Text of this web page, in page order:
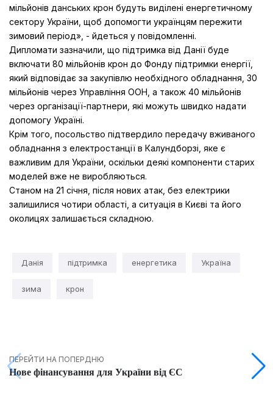
мільйонів данських крон будуть виділені енергетичному
сектору України, щоб допомогти українцям пережити
зимовий період», - йдеться у повідомленні.
Дипломати зазначили, що підтримка від Данії буде
включати 80 мільйонів крон до Фонду підтримки енергії,
який відповідає за закупівлю необхідного обладнання, 30
мільйонів через Управління ООН, а також 40 мільйонів
через організації-партнери, які можуть швидко надати
допомогу Україні.
Крім того, посольство підтвердило передачу вживаного
обладнання з електростанції в Калундборзі, яке є
важливим для України, оскільки деякі компоненти старих
моделей вже не виробляються.
Станом на 21 січня, після нових атак, без електрики
залишилися чотири області, а ситуація в Києві та його
околицях залишається складною.
Данія підтримка енергетика Україна
зима крон
ПЕРЕЙТИ НА ПОПЕРДНЮ
Нове фінансування для України від ЄС